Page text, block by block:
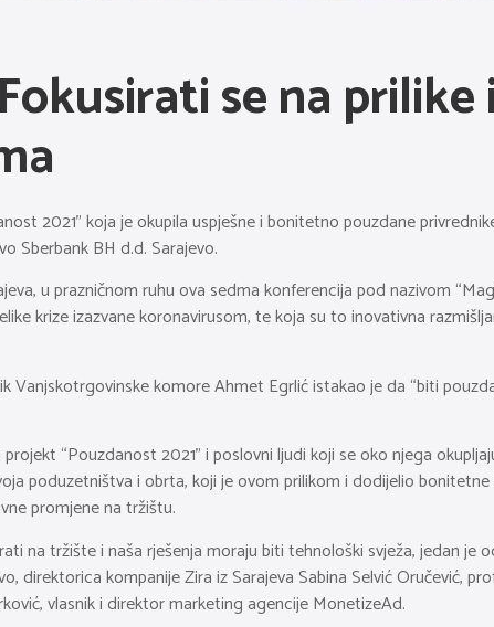
se na
2021” koja je okupila uspješne i bonitetno pouzdane
Sberbank BH d.d. Sarajevo.
u prazničnom ruhu ova sedma konferencija pod nazivom
krize izazvane koronavirusom, te koja su to inovativna
komore Ahmet Egrlić istakao je da “biti
“Pouzdanost 2021” i poslovni ljudi koji se oko njega
poduzetništva i obrta, koji je ovom prilikom i dodijelio
promjene na tržištu.
na tržište i naša rješenja moraju biti tehnološki svježa, jedan je
direktorica kompanije Zira iz Sarajeva Sabina Selvić Oručević,
vlasnik i direktor marketing agencije MonetizeAd.